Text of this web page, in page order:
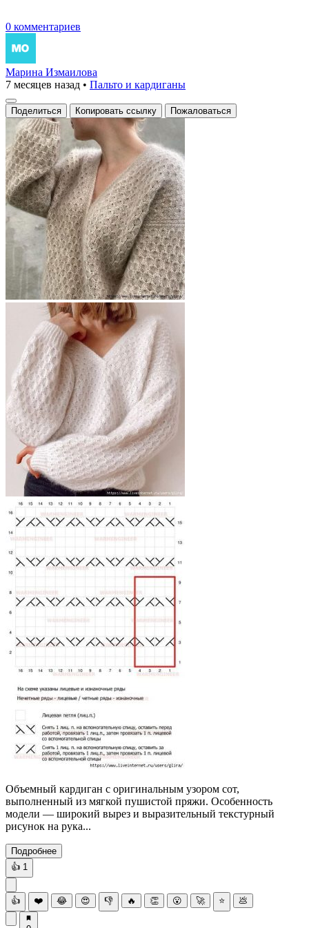
0 комментариев
Марина Измаилова
7 месяцев назад • Пальто и кардиганы
Поделиться Копировать ссылку Пожаловаться
Объемный кардиган с оригинальным узором сот,
выполненный из мягкой пушистой пряжи. Особенность
модели — широкий вырез и выразительный текстурный
рисунок на рука...
Подробнее
👍 1
👍 ❤️ 😂 😍 👎 🔥 👏 😮 🚀 ⭐ 💩